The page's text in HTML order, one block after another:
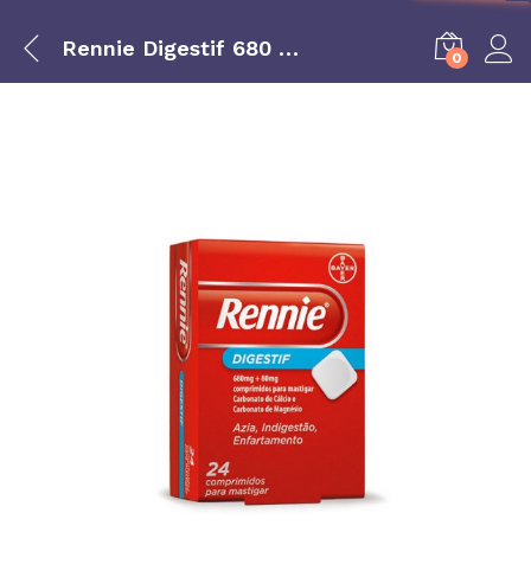
Rennie Digestif 680 mg + 80 mg 24 comprimidos para mastigar 0